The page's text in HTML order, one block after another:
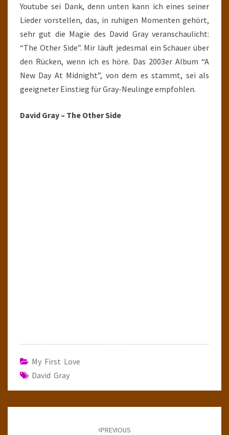
Youtube sei Dank, denn unten kann ich eines seiner
Lieder vorstellen, das, in ruhigen Momenten gehört,
sehr gut die Magie des David Gray veranschaulicht:
“The Other Side”. Mir läuft jedesmal ein Schauer über
den Rücken, wenn ich es höre. Das 2003er Album “A
New Day At Midnight”, von dem es stammt, sei als
geeigneter Einstieg für Gray-Neulinge empfohlen.
David Gray – The Other Side
My First Love
David Gray
PREVIOUS